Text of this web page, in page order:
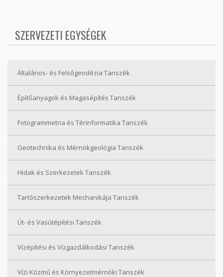
SZERVEZETI EGYSÉGEK
Általános- és Felsőgeodézia Tanszék
Építőanyagok és Magasépítés Tanszék
Fotogrammetria és Térinformatika Tanszék
Geotechnika és Mérnökgeológia Tanszék
Hidak és Szerkezetek Tanszék
Tartószerkezetek Mechanikája Tanszék
Út- és Vasútépítési Tanszék
Vízépítési és Vízgazdálkodási Tanszék
Vízi Közmű és Környezetmérnöki Tanszék